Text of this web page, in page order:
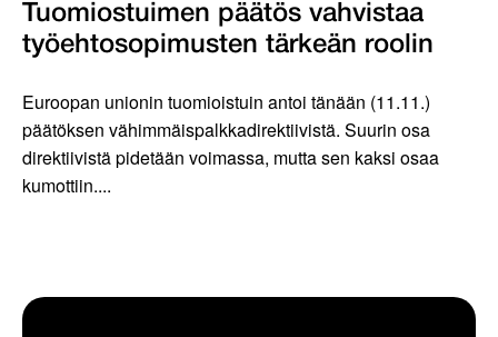
Tuomiostuimen päätös vahvistaa
työehtosopimusten tärkeän roolin
Euroopan unionin tuomioistuin antoi tänään (11.11.)
päätöksen vähimmäispalkkadirektiivistä. Suurin osa
direktiivistä pidetään voimassa, mutta sen kaksi osaa
kumottiin....